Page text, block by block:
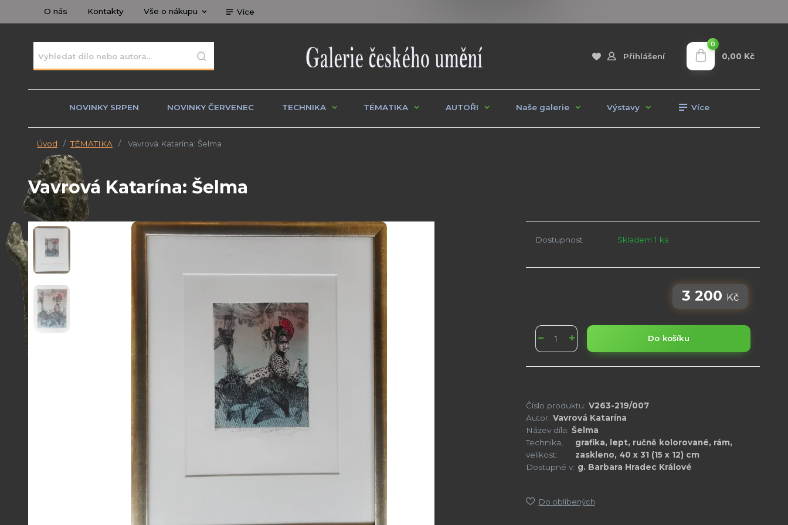
O nás Kontakty Vše o nákupu Více
Přihlášení
0
0,00 Kč
NOVINKY SRPEN NOVINKY ČERVENEC TECHNIKA TÉMATIKA AUTOŘI Naše galerie Výstavy Více
Úvod TÉMATIKA Vavrová Katarína: Šelma
Vavrová Katarína: Šelma
Dostupnost Skladem 1 ks
3 200 Kč
Do košíku
Číslo produktu: V263-219/007
Autor: Vavrová Katarína
Název díla: Šelma
Technika,
velikost:
grafika, lept, ručně kolorované, rám,
zaskleno, 40 x 31 (15 x 12) cm
Dostupné v: g. Barbara Hradec Králové
Do oblíbených